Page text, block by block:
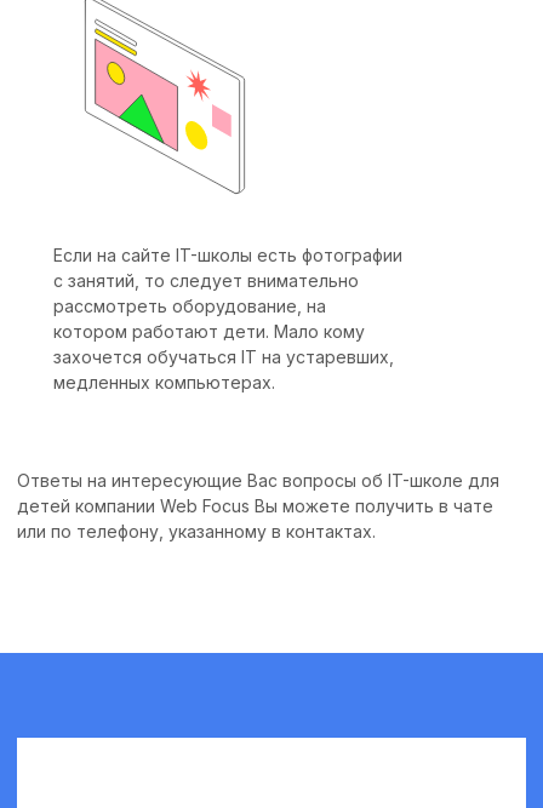
Если на сайте IT-школы есть фотографии
с занятий, то следует внимательно
рассмотреть оборудование, на
котором работают дети. Мало кому
захочется обучаться IT на устаревших,
медленных компьютерах.
Ответы на интересующие Вас вопросы об IT-школе для
детей компании Web Focus Вы можете получить в чате
или по телефону, указанному в контактах.